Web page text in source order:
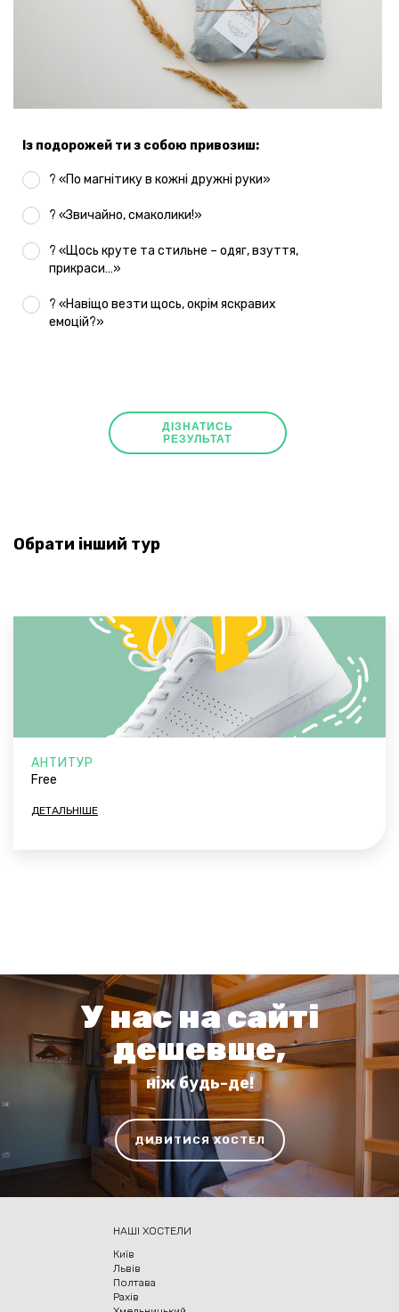
Із подорожей ти з собою привозиш:
? «По магнітику в кожні дружні руки»
? «Звичайно, смаколики!»
? «Щось круте та стильне – одяг, взуття,
прикраси…»
? «Навіщо везти щось, окрім яскравих
емоцій?»
ДIЗНАТИСЬ
РЕЗУЛЬТАТ
Обрати iнший тур
АНТИТУР
Free
ДЕТАЛЬНIШЕ
У нас на сайтi
дешевше,
нiж будь-де!
ДИВИТИСЯ ХОСТЕЛ
НАШІ ХОСТЕЛИ
Київ
Львів
Полтава
Рахів